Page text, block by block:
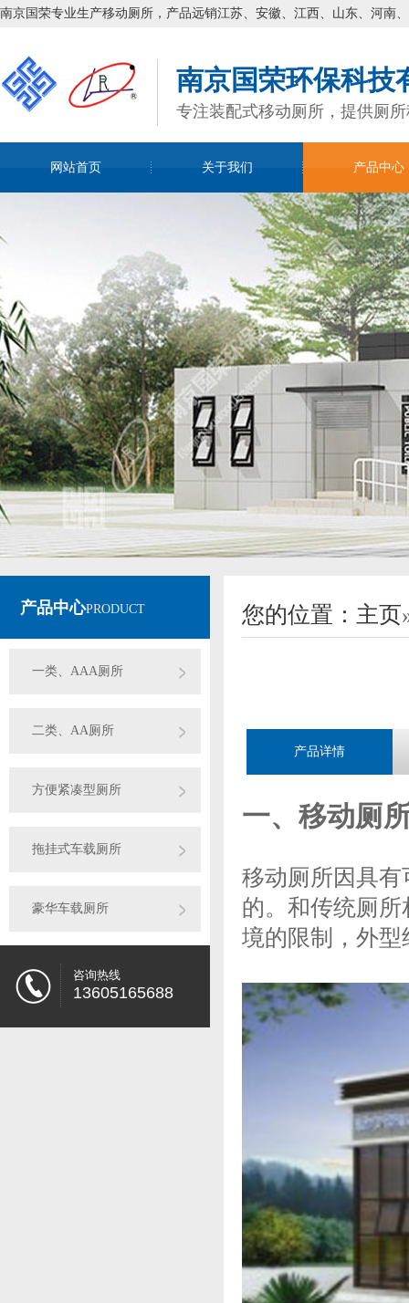
南京国荣专业生产移动厕所，产品远销江苏、安徽、江西、山东、河南
南京国荣环保科技
专注装配式移动厕所，提供厕
网站首页 关于我们 产品中心
产品中心PRODUCT
一类、AAA厕所
二类、AA厕所
方便紧凑型厕所
拖挂式车载厕所
豪华车载厕所
咨询热线
13605165688
您的位置： 主页
产品详情
一、移动厕
移动厕所因具
的。和传统厕
境的限制，外